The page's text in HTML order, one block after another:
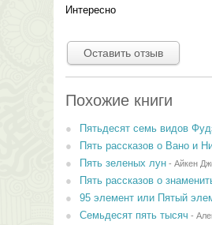
Интересно
Оставить отзыв
Похожие книги
Пятьдесят семь видов
Пять рассказов о Вано и
Пять зеленых лун- Айкен
Пять рассказов о
95 элемент или Пятый
Семьдесят пять тысяч -